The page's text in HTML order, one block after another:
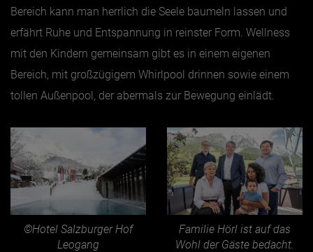
Bereich kann man herrlich die Seele baumeln lassen und
erfährt Ruhe und Entspannung in reinster Form. Wellness
mit den Kindern gemeinsam gibt es in einem eigenen
Bereich, mit großzügigem Whirlpool drinnen sowie einem
tollen Außenpool, der abermals zur Bewegung einlädt.
©Hotel Salzburger Hof
Leogang
Familie Hörl ist auf das
Wohl der Gäste bedacht.